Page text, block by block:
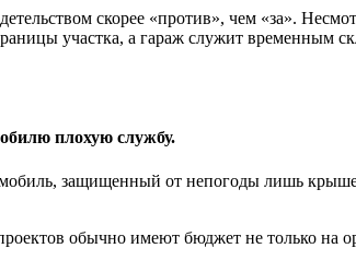
скорее «против», чем «за».
участка, а гараж служит временным
плохую службу.
защищенный от непогоды лишь
обычно имеют бюджет не только на